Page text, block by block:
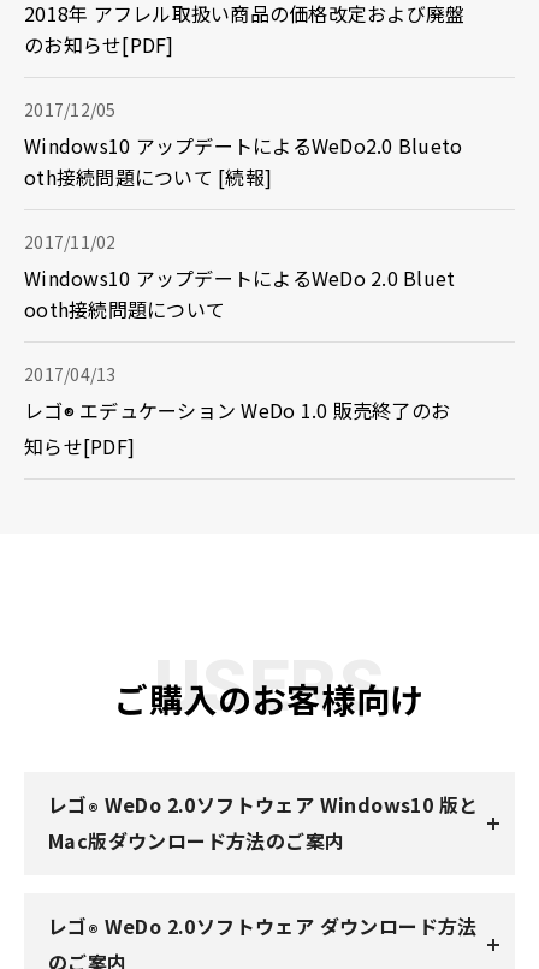
2018年 アフレル取扱い商品の価格改定および廃盤
のお知らせ[PDF]
2017/12/05
Windows10 アップデートによるWeDo2.0 Blueto
oth接続問題について [続報]
2017/11/02
Windows10 アップデートによるWeDo 2.0 Bluet
ooth接続問題について
2017/04/13
レゴ®エデュケーション WeDo 1.0 販売終了のお
知らせ[PDF]
USERS
ご購入のお客様向け
レゴ® WeDo 2.0ソフトウェア Windows10 版と
Mac版ダウンロード方法のご案内
レゴ® WeDo 2.0ソフトウェア ダウンロード方法
のご案内